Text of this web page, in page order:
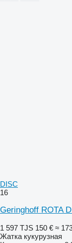
DISC
16
Geringhoff ROTA
1 597 TJS 150 € ≈
Жатка кукурузная